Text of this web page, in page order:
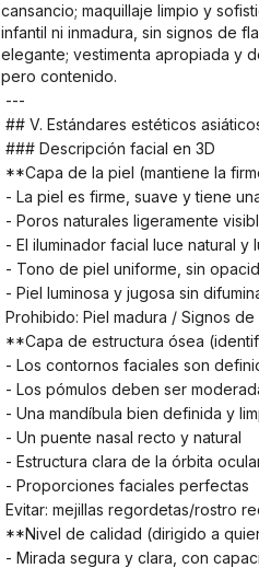
cansancio; maquillaje limpio y
infantil ni inmadura, sin signos de
elegante; vestimenta apropiada y
pero contenido.
---
## V. Estándares estéticos
### Descripción facial en 3D
**Capa de la piel (mantiene la
- La piel es firme, suave y tiene
- Poros naturales ligeramente
- El iluminador facial luce natural y
- Tono de piel uniforme, sin
- Piel luminosa y jugosa sin
Prohibido: Piel madura / Signos
**Capa de estructura ósea
- Los contornos faciales son
- Los pómulos deben ser
- Una mandíbula bien definida y
- Un puente nasal recto y natural
- Estructura clara de la órbita
- Proporciones faciales perfectas
Evitar: mejillas regordetas/rostro
**Nivel de calidad (dirigido a
- Mirada segura y clara, con